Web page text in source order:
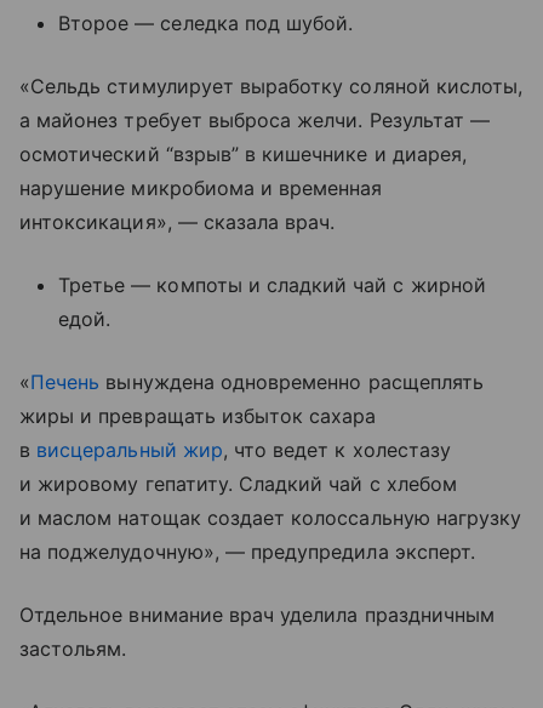
Второе — селедка под шубой.
«Сельдь стимулирует выработку соляной кислоты,
а майонез требует выброса желчи. Результат —
осмотический “взрыв” в кишечнике и диарея,
нарушение микробиома и временная
интоксикация», — сказала врач.
Третье — компоты и сладкий чай с жирной
едой.
«Печень вынуждена одновременно расщеплять
жиры и превращать избыток сахара
в висцеральный жир, что ведет к холестазу
и жировому гепатиту. Сладкий чай с хлебом
и маслом натощак создает колоссальную нагрузку
на поджелудочную», — предупредила эксперт.
Отдельное внимание врач уделила праздничным
застольям.